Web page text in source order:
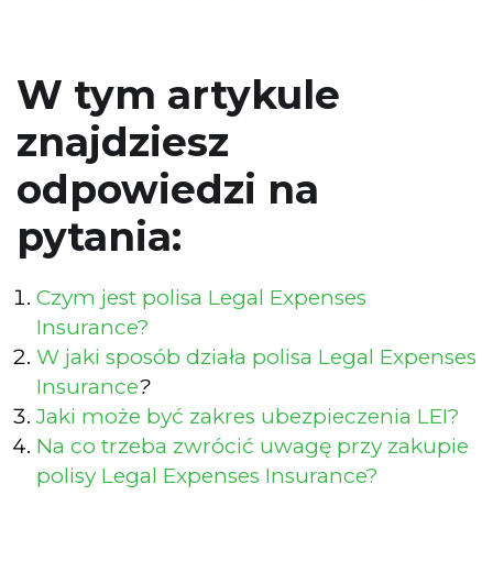
W tym artykule
znajdziesz
odpowiedzi na
pytania:
Czym jest polisa Legal Expenses
Insurance?
W jaki sposób działa polisa Legal Expenses
Insurance?
Jaki może być zakres ubezpieczenia LEI?
Na co trzeba zwrócić uwagę przy zakupie
polisy Legal Expenses Insurance?